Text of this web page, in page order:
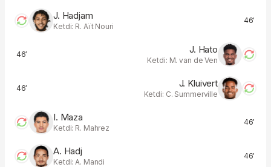
46′
J. Hadjam
Ketdi: R. Aït Nouri
46′ J. Hato
Ketdi: M. van de Ven
46′ J. Kluivert
Ketdi: C. Summerville
46′
I. Maza
Ketdi: R. Mahrez
46′
A. Hadj
Ketdi: A. Mandi